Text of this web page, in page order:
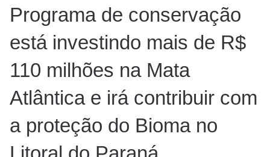
Programa de conservação
está investindo mais de R$
110 milhões na Mata
Atlântica e irá contribuir com
a proteção do Bioma no